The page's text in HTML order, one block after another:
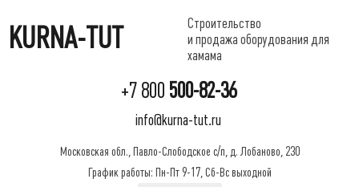
KURNA-TUT
Строительство
и продажа оборудования для
хамама
+7 800 500-82-36
info@kurna-tut.ru
Московская обл., Павло-Слободское с/п, д. Лобаново, 230
График работы: Пн-Пт 9-17, Сб-Вс выходной